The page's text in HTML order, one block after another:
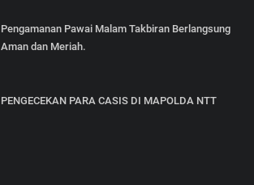
Pengamanan Pawai Malam Takbiran Berlangsung
Aman dan Meriah.
PENGECEKAN PARA CASIS DI MAPOLDA NTT